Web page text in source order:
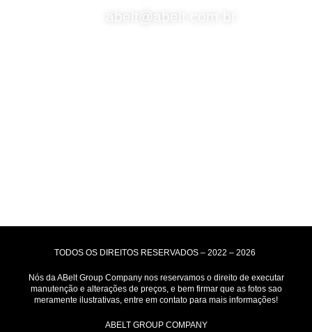
abelt@abelt.com.br
TODOS OS DIREITOS RESERVADOS – 2022 – 2026
Nós da ABelt Group Company nos reservamos o direito de executar
manutenção e alterações de preços, e bem firmar que as fotos sao
meramente ilustrativas, entre em contato para mais informações!
ABELT GROUP COMPANY